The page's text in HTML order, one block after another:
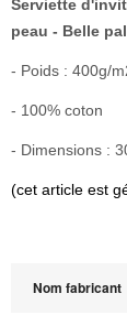
Serviette
peau - Belle
- Poids : 400g/
- 100% coton
- Dimensions :
(cet article est
Nom fabricant